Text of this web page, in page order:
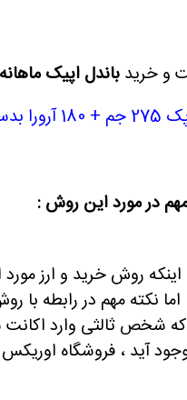
و خرید باندل اپیک ماهانه
آورد
در مورد این روش :
اینکه روش خرید و ارز
اما نکته مهم در رابطه
که شخص ثالثی وارد
آید ، فروشگاه